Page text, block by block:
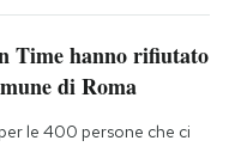
Time hanno rifiutato
di Roma
le 400 persone che ci